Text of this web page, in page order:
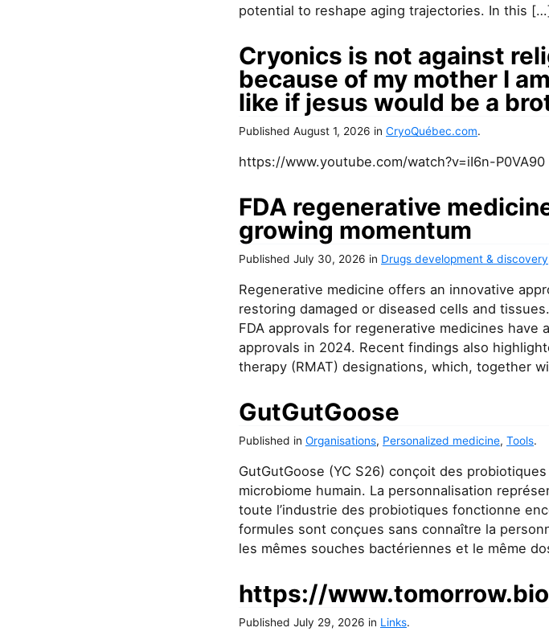
potential to reshape aging trajectories. In this
Cryonics is not against
because of my mother I
like if jesus would be a
Published August 1, 2026 in CryoQuébec.com.
https://www.youtube.com/watch?v=iI6n-P0VA90
FDA regenerative
growing momentum
Published July 30, 2026 in Drugs development & discovery
Regenerative medicine offers an innovative
restoring damaged or diseased cells and
FDA approvals for regenerative medicines
approvals in 2024. Recent findings also
therapy (RMAT) designations, which, together
GutGutGoose
Published in Organisations, Personalized medicine, Tools.
GutGutGoose (YC S26) conçoit des
microbiome humain. La personnalisation
toute l’industrie des probiotiques fonctionne
formules sont conçues sans connaître la
les mêmes souches bactériennes et le même
https://
Published July 29, 2026 in Links.